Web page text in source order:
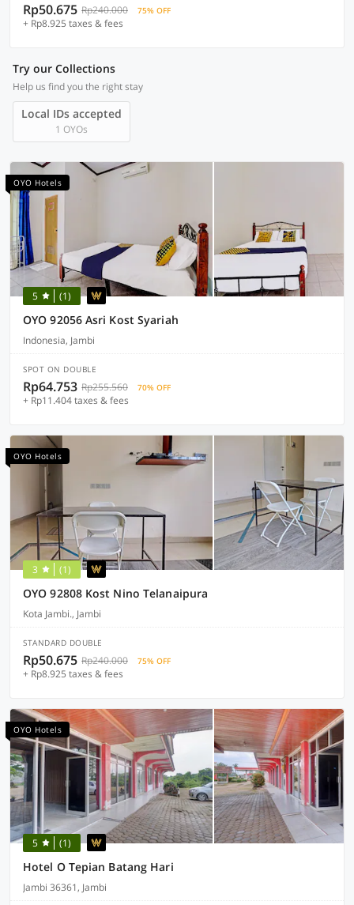
Rp50.675 Rp240.000 75% OFF
+ Rp8.925 taxes & fees
Try our Collections
Help us find you the right stay
Local IDs accepted
1 OYOs
OYO Hotels
5 (1)
OYO 92056 Asri Kost Syariah
Indonesia, Jambi
SPOT ON DOUBLE
Rp64.753 Rp255.560 70% OFF
+ Rp11.404 taxes & fees
OYO Hotels
3 (1)
OYO 92808 Kost Nino Telanaipura
Kota Jambi., Jambi
STANDARD DOUBLE
Rp50.675 Rp240.000 75% OFF
+ Rp8.925 taxes & fees
OYO Hotels
5 (1)
Hotel O Tepian Batang Hari
Jambi 36361, Jambi